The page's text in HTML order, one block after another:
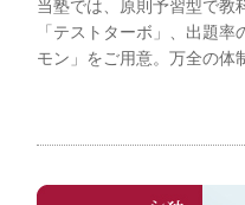
当塾では、原則予習型で教
「テストターボ」、出題
モン」をご用意。万全の体